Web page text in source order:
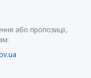
або пропозиції,